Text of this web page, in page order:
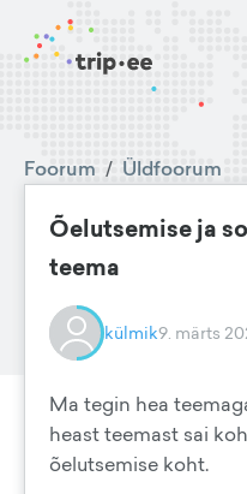
Foorum / Üldfoorum
Õelutsemise ja
teema
külmik9. märts
Ma tegin hea
heast teemast sai
õelutsemise koht.